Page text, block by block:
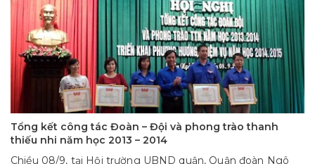
Tổng kết công tác Đoàn – Đội và phong trào thanh
thiếu nhi năm học 2013 – 2014
Chiều 08/9, tại Hội trường UBND quận, Quận đoàn Ngô